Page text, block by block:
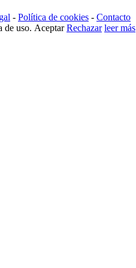
- Política de cookies - Contacto
de uso. Aceptar Rechazar leer más